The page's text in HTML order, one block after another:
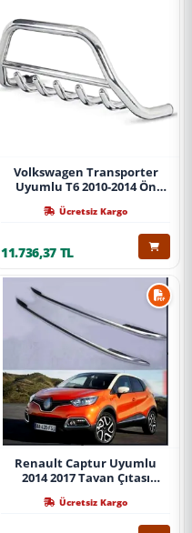
Volkswagen Transporter
Uyumlu T6 2010-2014 Ön
Çelik Krom
Ücretsiz Kargo
11.736,37 TL
Renault Captur Uyumlu
2014 2017 Tavan Çıtası
Ücretsiz Kargo